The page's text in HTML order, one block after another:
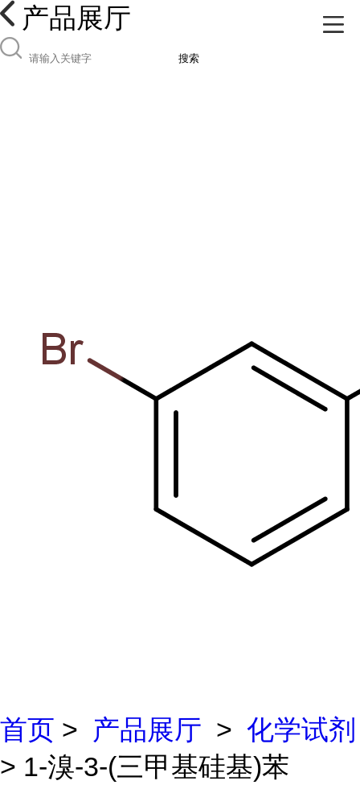
产品展厅
搜索
首页 > 产品展厅 > 化学试剂
> 1-溴-3-(三甲基硅基)苯